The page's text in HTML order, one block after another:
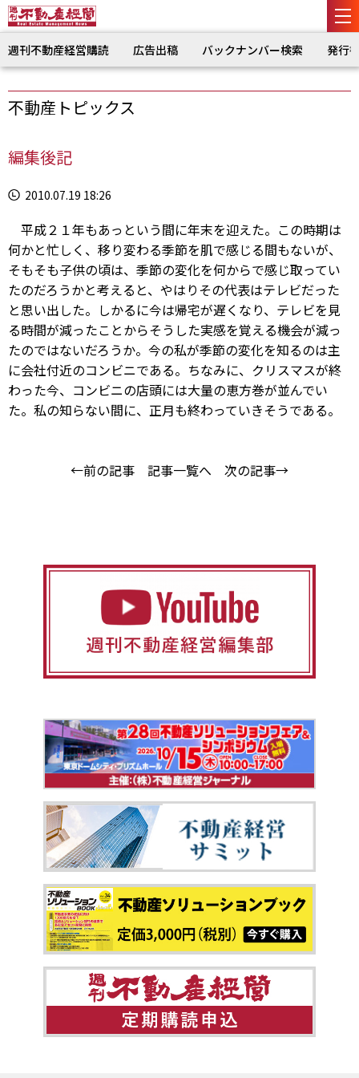
週刊不動産経営購読 広告出稿 バックナンバー検索 発行
不動産トピックス
編集後記
2010.07.19 18:26
平成２１年もあっという間に年末を迎えた。この時期は
何かと忙しく、移り変わる季節を肌で感じる間もないが、
そもそも子供の頃は、季節の変化を何からで感じ取ってい
たのだろうかと考えると、やはりその代表はテレビだった
と思い出した。しかるに今は帰宅が遅くなり、テレビを見
る時間が減ったことからそうした実感を覚える機会が減っ
たのではないだろうか。今の私が季節の変化を知るのは主
に会社付近のコンビニである。ちなみに、クリスマスが終
わった今、コンビニの店頭には大量の恵方巻が並んでい
た。私の知らない間に、正月も終わっていきそうである。
←前の記事 記事一覧へ 次の記事→